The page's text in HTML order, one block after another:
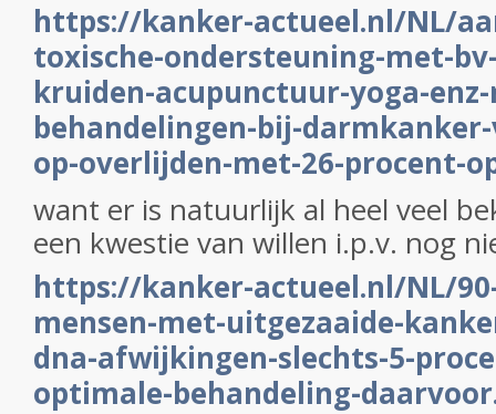
https://kanker-actueel.nl/NL/
toxische-ondersteuning-met-
kruiden-acupunctuur-yoga-
behandelingen-bij-
op-overlijden-met-26-procent-
want er is natuurlijk al heel veel
een kwestie van willen i.p.v. nog
https://kanker-actueel.nl/NL/
mensen-met-uitgezaaide-
dna-afwijkingen-slechts-5-
optimale-behandeling-